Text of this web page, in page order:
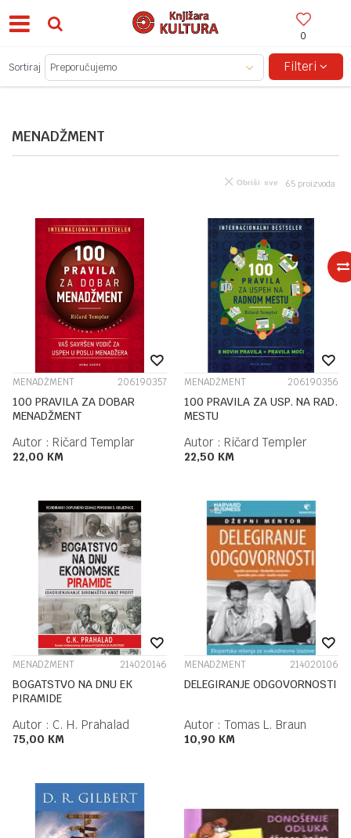
0
BESPLATNA ISPORUKA ZA IZNOSE PREKO 150KM!
MENADŽMENT
Sortiraj Filteri
65 proizvoda
Obriši sve
MENADŽMENT 206190357
100 PRAVILA ZA DOBAR
MENADŽMENT
Autor : Ričard Templar
22,00 KM
MENADŽMENT 206190356
100 PRAVILA ZA USP. NA RAD.
MESTU
Autor : Ričard Templer
22,50 KM
MENADŽMENT 214020146
BOGATSTVO NA DNU EK
PIRAMIDE
Autor : C. H. Prahalad
75,00 KM
MENADŽMENT 214020106
DELEGIRANJE ODGOVORNOSTI
Autor : Tomas L. Braun
10,90 KM